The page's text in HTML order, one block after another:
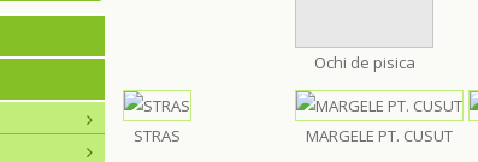
Ochi de pisica
STRAS MARGELE PT. CUSUT